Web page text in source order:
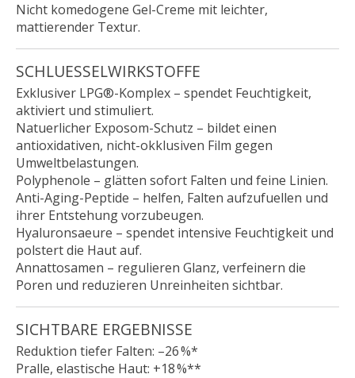
Nicht komedogene Gel-Creme mit leichter,
mattierender Textur.
SCHLUESSELWIRKSTOFFE
Exklusiver LPG®-Komplex – spendet Feuchtigkeit,
aktiviert und stimuliert.
Natuerlicher Exposom-Schutz – bildet einen
antioxidativen, nicht-okklusiven Film gegen
Umweltbelastungen.
Polyphenole – glätten sofort Falten und feine Linien.
Anti-Aging-Peptide – helfen, Falten aufzufuellen und
ihrer Entstehung vorzubeugen.
Hyaluronsaeure – spendet intensive Feuchtigkeit und
polstert die Haut auf.
Annattosamen – regulieren Glanz, verfeinern die
Poren und reduzieren Unreinheiten sichtbar.
SICHTBARE ERGEBNISSE
Reduktion tiefer Falten: –26 %*
Pralle, elastische Haut: +18 %**